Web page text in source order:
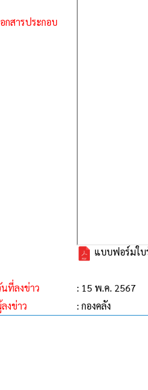
กสารประกอบ
แบบฟอร์มใบ
ที่ลงข่าว
: 15 พ.ค. 2567
งข่าว
: กองคลัง